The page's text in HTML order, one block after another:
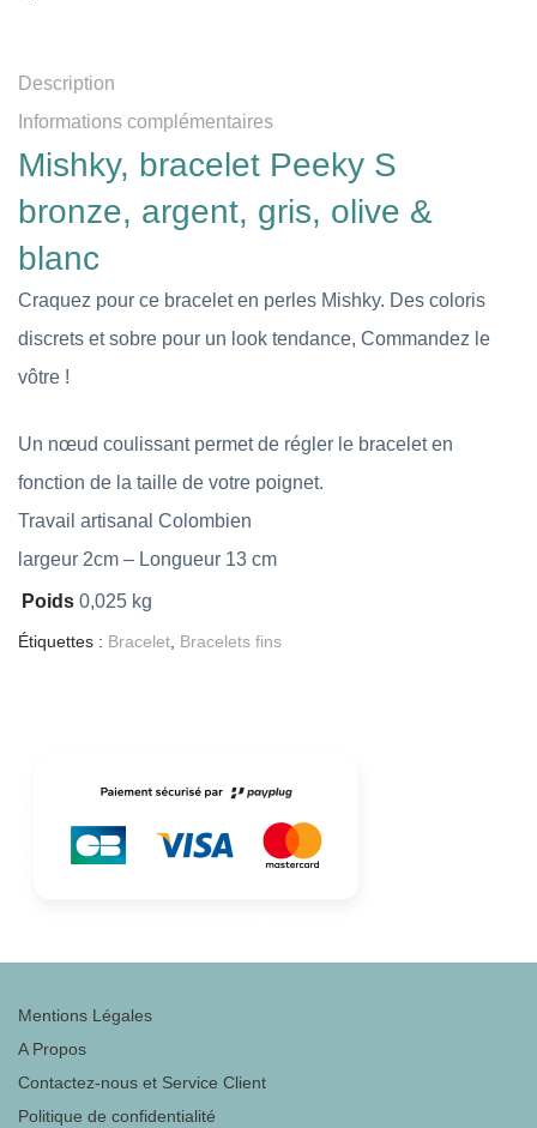
Description
Informations complémentaires
Mishky, bracelet Peeky S
bronze, argent, gris, olive &
blanc
Craquez pour ce bracelet en perles Mishky. Des coloris
discrets et sobre pour un look tendance, Commandez le
vôtre !
Un nœud coulissant permet de régler le bracelet en
fonction de la taille de votre poignet.
Travail artisanal Colombien
largeur 2cm – Longueur 13 cm
Poids 0,025 kg
Étiquettes : Bracelet Bracelets fins
Mentions Légales
A Propos
Contactez-nous et Service Client
Politique de confidentialité